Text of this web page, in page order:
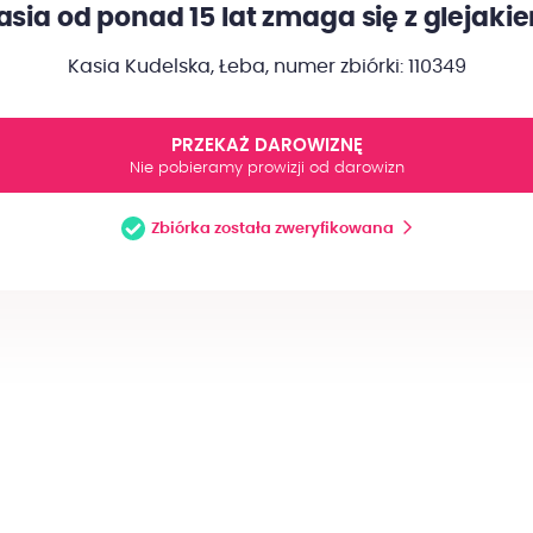
od ponad 15 lat zmaga się z
Kasia Kudelska, Łeba,numer zbiórki: 110349
PRZEKAŻ DAROWIZNĘ
Nie pobieramy prowizji od darowizn
Zbiórka została zweryfikowana